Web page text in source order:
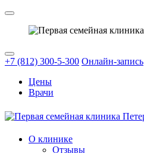
+7 (812) 300-5-300 Онлайн-запись
Цены
Врачи
О клинике
Отзывы